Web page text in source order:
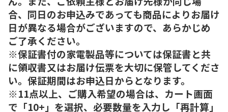
合、同日のお申込みであっても商品によりお届け
日が異なる場合がございますので、あらかじめ
ご了承ください。
※保証書付の家電製品等については保証書と共
に領収書又はお届け伝票を大切に保管してくださ
い。保証期間はお申込日からとなります。
※11点以上、ご購入希望の場合は、カート画面
で「10+」を選択、必要数量を入力し「再計算」